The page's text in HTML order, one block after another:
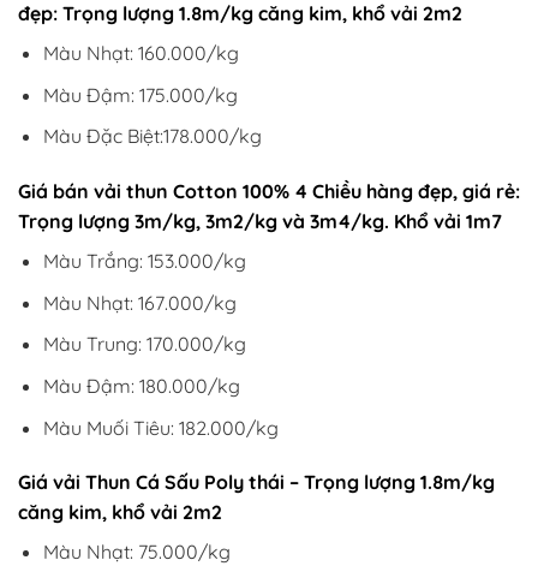
đẹp: Trọng lượng 1.8m/kg căng kim, khổ vải 2m2
Màu Nhạt: 160.000/kg
Màu Đậm: 175.000/kg
Màu Đặc Biệt:178.000/kg
Giá bán vải thun Cotton 100% 4 Chiều hàng đẹp, giá rẻ:
Trọng lượng 3m/kg, 3m2/kg và 3m4/kg. Khổ vải 1m7
Màu Trắng: 153.000/kg
Màu Nhạt: 167.000/kg
Màu Trung: 170.000/kg
Màu Đậm: 180.000/kg
Màu Muối Tiêu: 182.000/kg
Giá vải Thun Cá Sấu Poly thái – Trọng lượng 1.8m/kg
căng kim, khổ vải 2m2
Màu Nhạt: 75.000/kg